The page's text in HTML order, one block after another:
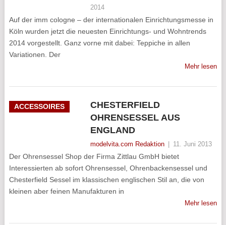
2014
Auf der imm cologne – der internationalen Einrichtungsmesse in
Köln wurden jetzt die neuesten Einrichtungs- und Wohntrends
2014 vorgestellt. Ganz vorne mit dabei: Teppiche in allen
Variationen. Der
Mehr lesen
ACCESSOIRES
CHESTERFIELD
OHRENSESSEL AUS
ENGLAND
modelvita.com Redaktion 11. Juni 2013
Der Ohrensessel Shop der Firma Zittlau GmbH bietet
Interessierten ab sofort Ohrensessel, Ohrenbackensessel und
Chesterfield Sessel im klassischen englischen Stil an, die von
kleinen aber feinen Manufakturen in
Mehr lesen